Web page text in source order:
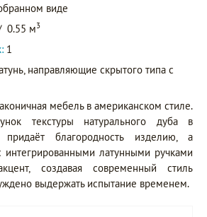
виде
0.55 м3
1
направляющие скрытого типа с
мебель в американском стиле.
текстуры натурального дуба в
придаёт благородность изделию, а
интегрированными латунными ручками
создавая современный стиль
выдержать испытание временем.